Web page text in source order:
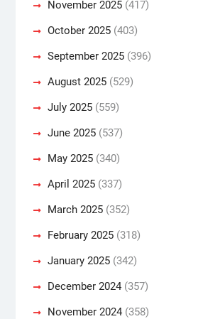
November 2025(417)
October 2025(403)
September 2025(396)
August 2025(529)
July 2025(559)
June 2025(537)
May 2025(340)
April 2025(337)
March 2025(352)
February 2025(318)
January 2025(342)
December 2024(357)
November 2024(358)